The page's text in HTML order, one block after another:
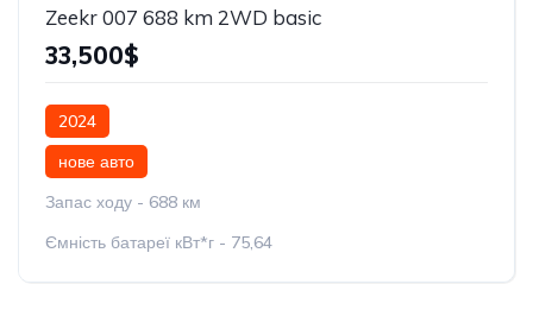
Zeekr 007 688 km 2WD basic
33,500$
2024
нове авто
Запас ходу - 688 км
Ємність батареї кВт*г - 75,64